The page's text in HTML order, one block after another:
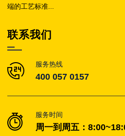
端的工艺标准...
联系我们
服务热线
400 057 0157
服务时间
周一到周五：